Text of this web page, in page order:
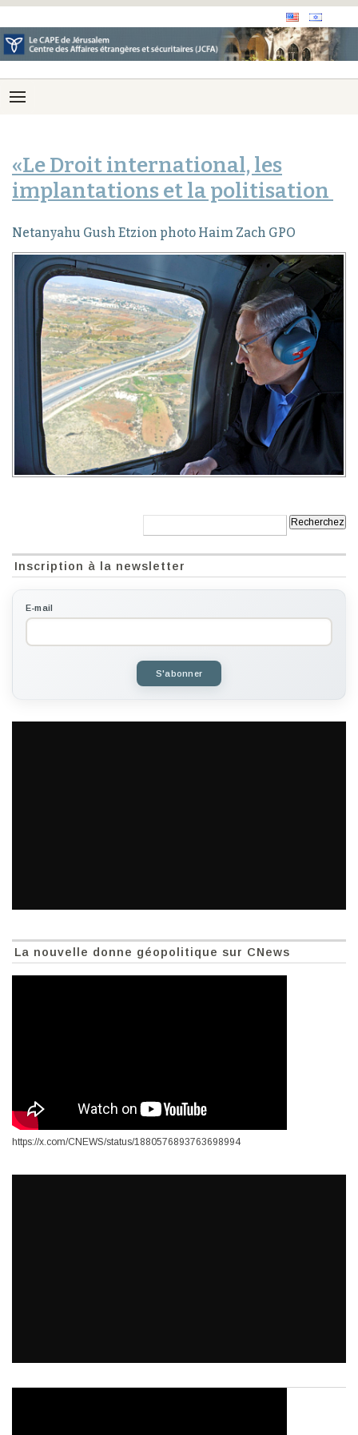
«Le Droit international, les
implantations et la politisation
Netanyahu Gush Etzion photo Haim Zach GPO
Inscription à la newsletter
E-mail
S'abonner
La nouvelle donne géopolitique sur CNews
https://x.com/CNEWS/status/1880576893763698994